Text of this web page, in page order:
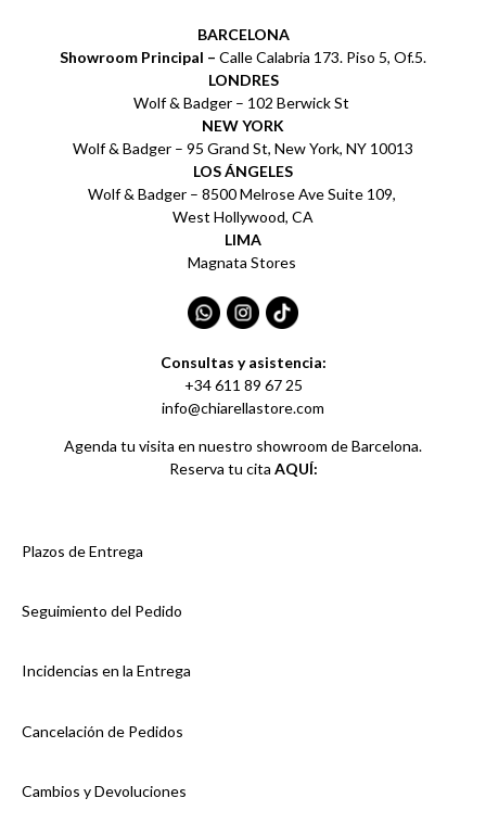
BARCELONA
Showroom Principal – Calle Calabria 173. Piso 5, Of.5.
LONDRES
Wolf & Badger – 102 Berwick St
NEW YORK
Wolf & Badger – 95 Grand St, New York, NY 10013
LOS ÁNGELES
Wolf & Badger – 8500 Melrose Ave Suite 109,
West Hollywood, CA
LIMA
Magnata Stores
Consultas y asistencia:
+34 611 89 67 25
info@chiarellastore.com
Agenda tu visita en nuestro showroom de Barcelona.
Reserva tu cita AQUÍ:
Plazos de Entrega
Seguimiento del Pedido
Incidencias en la Entrega
Cancelación de Pedidos
Cambios y Devoluciones